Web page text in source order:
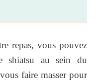
repas, vous pouvez
shiatsu au sein du
faire masser pour